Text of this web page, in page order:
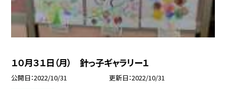
１０月３１日（月） 針っ子ギャラリー１
公開日 2022/10/31 更新日 2022/10/31